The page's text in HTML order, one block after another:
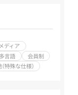
食品・ウォーター
タル / 飲食・フー
ド・レストラン /
美容・脱毛・サロ
YMYL対応 / 特殊
サイト対応 / デ
ータ分析（GA4・
Search Console）
/ SEO内製化支援
ディア
多言語
会員制
特殊な仕様）